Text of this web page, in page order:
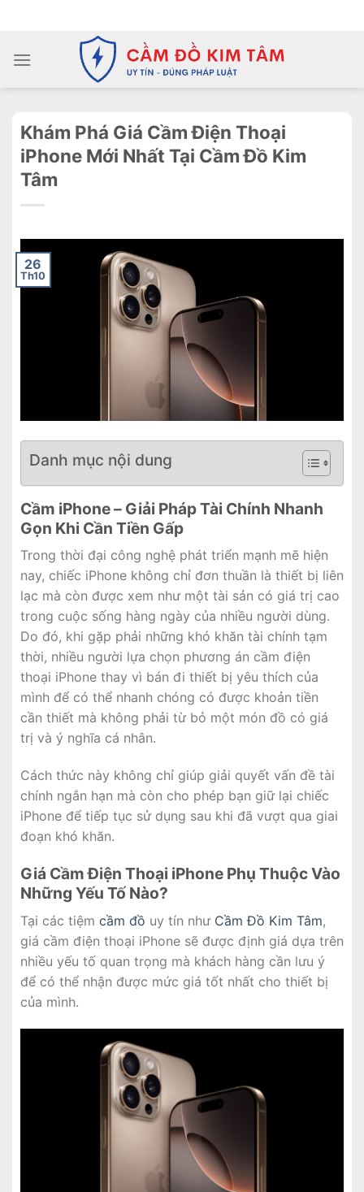
dung
Khám Phá Giá Cầm Điện Thoại
iPhone Mới Nhất Tại Cầm Đồ Kim
Tâm
26
Th10
Danh mục nội dung
Cầm iPhone – Giải Pháp Tài Chính Nhanh
Gọn Khi Cần Tiền Gấp
Trong thời đại công nghệ phát triển mạnh mẽ hiện
nay, chiếc iPhone không chỉ đơn thuần là thiết bị liên
lạc mà còn được xem như một tài sản có giá trị cao
trong cuộc sống hàng ngày của nhiều người dùng.
Do đó, khi gặp phải những khó khăn tài chính tạm
thời, nhiều người lựa chọn phương án cầm điện
thoại iPhone thay vì bán đi thiết bị yêu thích của
mình để có thể nhanh chóng có được khoản tiền
cần thiết mà không phải từ bỏ một món đồ có giá
trị và ý nghĩa cá nhân.
Cách thức này không chỉ giúp giải quyết vấn đề tài
chính ngắn hạn mà còn cho phép bạn giữ lại chiếc
iPhone để tiếp tục sử dụng sau khi đã vượt qua giai
đoạn khó khăn.
Giá Cầm Điện Thoại iPhone Phụ Thuộc Vào
Những Yếu Tố Nào?
Tại các tiệm cầm đồ uy tín như Cầm Đồ Kim Tâm,
giá cầm điện thoại iPhone sẽ được định giá dựa trên
nhiều yếu tố quan trọng mà khách hàng cần lưu ý
để có thể nhận được mức giá tốt nhất cho thiết bị
của mình.